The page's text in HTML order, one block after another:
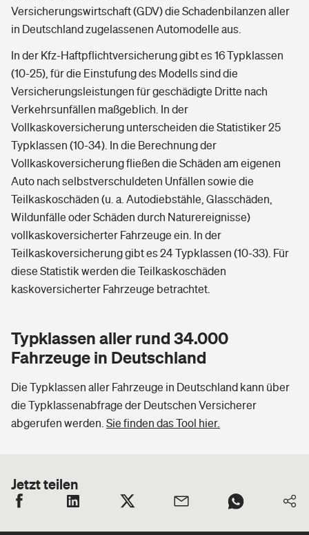
Versicherungswirtschaft (GDV) die Schadenbilanzen aller
in Deutschland zugelassenen Automodelle aus.
In der Kfz-Haftpflichtversicherung gibt es 16 Typklassen
(10-25), für die Einstufung des Modells sind die
Versicherungsleistungen für geschädigte Dritte nach
Verkehrsunfällen maßgeblich. In der
Vollkaskoversicherung unterscheiden die Statistiker 25
Typklassen (10-34). In die Berechnung der
Vollkaskoversicherung fließen die Schäden am eigenen
Auto nach selbstverschuldeten Unfällen sowie die
Teilkaskoschäden (u. a. Autodiebstähle, Glasschäden,
Wildunfälle oder Schäden durch Naturereignisse)
vollkaskoversicherter Fahrzeuge ein. In der
Teilkaskoversicherung gibt es 24 Typklassen (10-33). Für
diese Statistik werden die Teilkaskoschäden
kaskoversicherter Fahrzeuge betrachtet.
Typklassen aller rund 34.000
Fahrzeuge in Deutschland
Die Typklassen aller Fahrzeuge in Deutschland kann über
die Typklassenabfrage der Deutschen Versicherer
abgerufen werden. Sie finden das Tool hier.
Jetzt teilen